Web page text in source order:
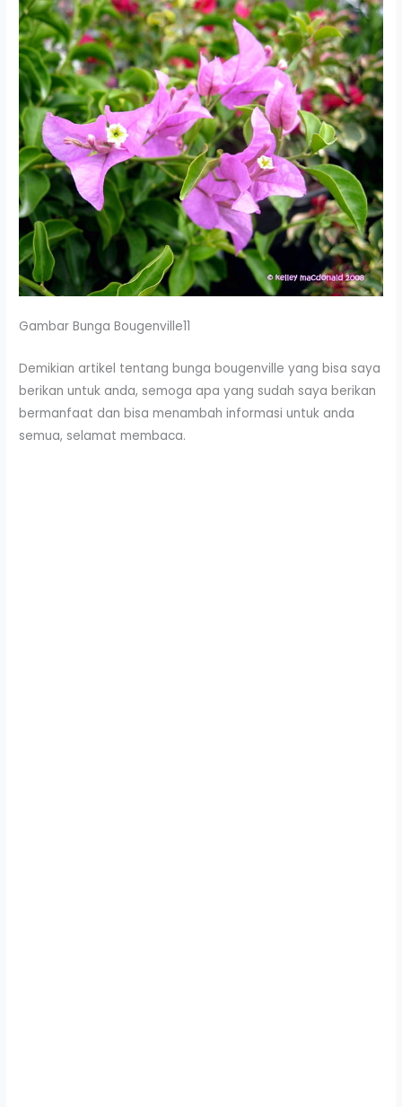
Gambar Bunga Bougenville11
Demikian artikel tentang bunga bougenville yang bisa saya
berikan untuk anda, semoga apa yang sudah saya berikan
bermanfaat dan bisa menambah informasi untuk anda
semua, selamat membaca.